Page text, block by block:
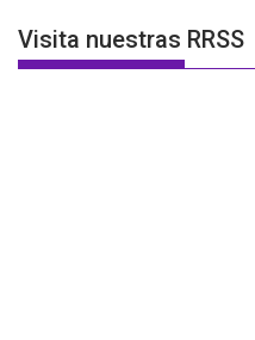
Visita nuestras RRSS